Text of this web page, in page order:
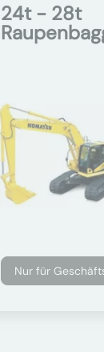
24t - 28t
Nur für